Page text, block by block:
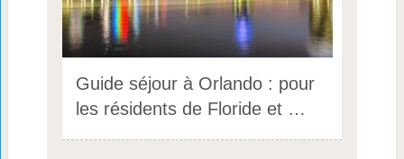
Guide séjour à Orlando : pour
les résidents de Floride et …